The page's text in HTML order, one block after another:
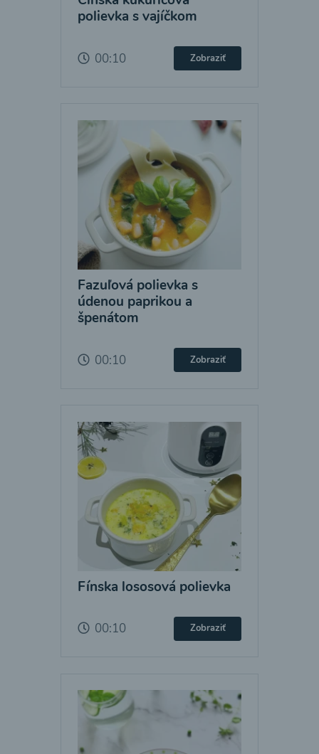
polievka s vajíčkom
00:10 Zobraziť
Fazuľová polievka s
údenou paprikou a
špenátom
00:10 Zobraziť
Fínska lososová polievka
00:10 Zobraziť